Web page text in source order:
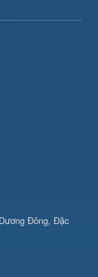
Đông, Đặc